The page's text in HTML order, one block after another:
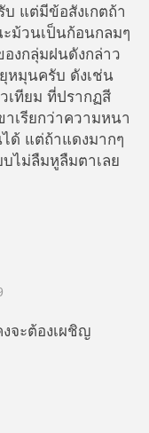
แต่มีข้อสังเกตถ้า
ม้วนเป็นก้อนกลมๆ
งกลุ่มฝนดังกล่าว
หมุนครับ ดังเช่น
เทียม ที่ปรากฏสี
เรียกว่าความหนา
ด้ แต่ถ้าแดงมากๆ
ไม่ลืมหูลืมตาเลย
จะต้องเผชิญ